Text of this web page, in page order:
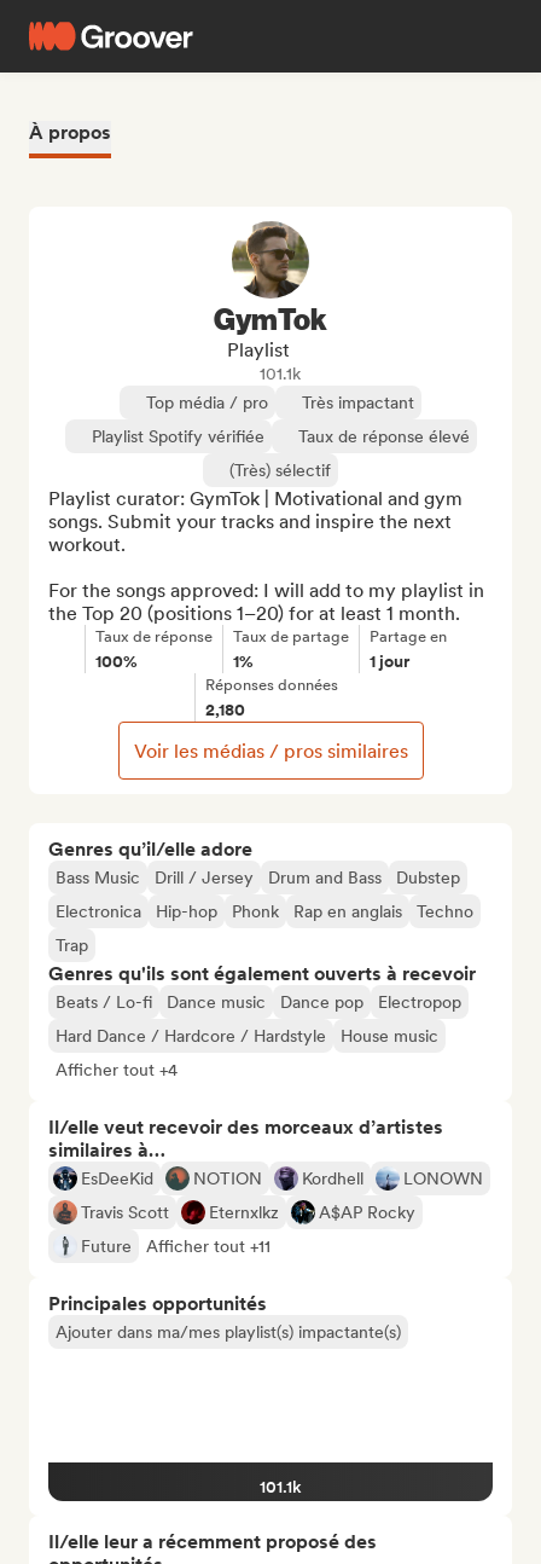
À propos
Genres qu’il/elle adore
Bass Music Drill / Jersey Drum and Bass
Dubstep
Electronica
Hip-hop Phonk Rap en anglais
Techno
Trap
Genres qu'ils sont également ouverts à recevoir
Beats / Lo-fi Dance music Dance pop
Electropop
Hard Dance / Hardcore / Hardstyle
House music
Afficher tout +4
Il/elle veut recevoir des morceaux d’artistes
similaires à…
EsDeeKid NOTION Kordhell
LONOWN
Travis Scott
Eternxlkz
A$AP Rocky
Future
Afficher tout +11
Principales opportunités
Ajouter dans ma/mes playlist(s) impactante(s)
101.1k
Il/elle leur a récemment proposé des
GymTok
Playlist
101.1k
Top média / pro
Très impactant
Playlist Spotify vérifiée
Taux de réponse élevé
(Très) sélectif
Playlist curator: GymTok | Motivational and gym
songs. Submit your tracks and inspire the next
workout.
For the songs approved: I will add to my playlist in
the Top 20 (positions 1–20) for at least 1 month.
Taux de réponse
100%
Taux de partage
1%
Partage en
1 jour
Réponses données
2,180
Voir les médias / pros similaires